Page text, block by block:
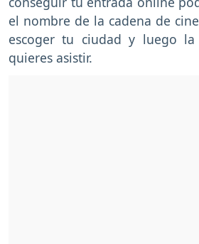
el nombre de la cadena de
escoger tu ciudad y luego
quieres asistir.